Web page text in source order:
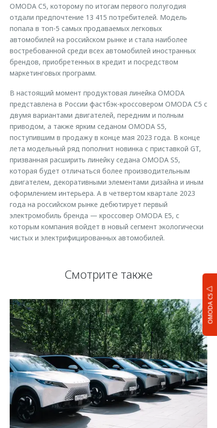
OMODA C5
OMODA C5, которому по итогам первого полугодия
отдали предпочтение 13 415 потребителей. Модель
попала в топ-5 самых продаваемых легковых
автомобилей на российском рынке и стала наиболее
востребованной среди всех автомобилей иностранных
брендов, приобретенных в кредит и посредством
маркетинговых программ.
В настоящий момент продуктовая линейка OMODA
представлена в России фастбэк-кроссовером OMODA C5 с
двумя вариантами двигателей, передним и полным
приводом, а также ярким седаном OMODA S5,
поступившим в продажу в конце мая 2023 года. В конце
лета модельный ряд пополнит новинка с приставкой GT,
призванная расширить линейку седана OMODA S5,
которая будет отличаться более производительным
двигателем, декоративными элементами дизайна и иным
оформлением интерьера. А в четвертом квартале 2023
года на российском рынке дебютирует первый
электромобиль бренда — кроссовер OMODA Е5, с
которым компания войдет в новый сегмент экологически
чистых и электрифицированных автомобилей.
Смотрите также